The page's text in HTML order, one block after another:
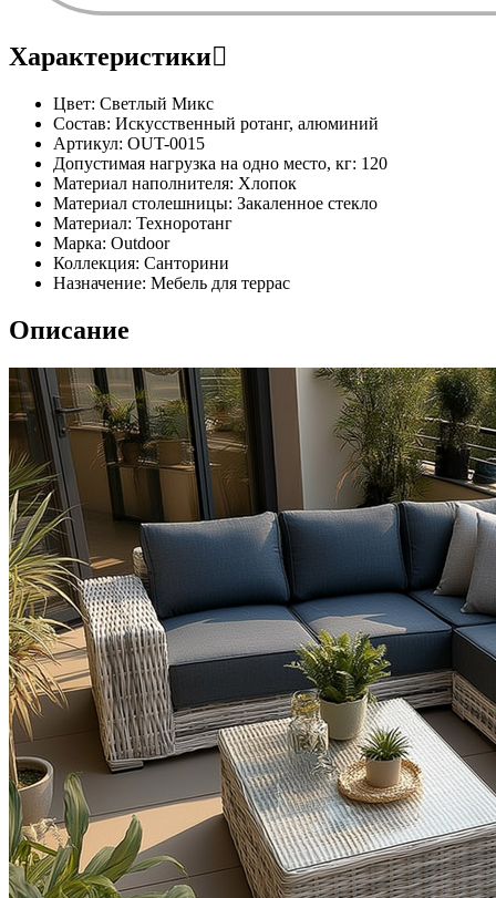
Характеристики
Цвет: Светлый Микс
Состав: Искусственный ротанг, алюминий
Артикул: OUT-0015
Допустимая нагрузка на одно место, кг: 120
Материал наполнителя: Хлопок
Материал столешницы: Закаленное стекло
Материал: Техноротанг
Марка: Outdoor
Коллекция: Санторини
Назначение: Мебель для террас
Описание